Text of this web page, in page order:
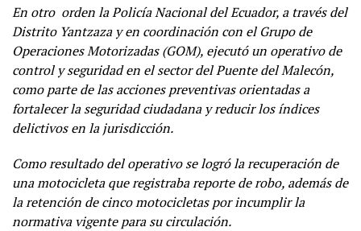
En otro orden la Policía Nacional del Ecuador, a través del
Distrito Yantzaza y en coordinación con el Grupo de
Operaciones Motorizadas (GOM), ejecutó un operativo de
control y seguridad en el sector del Puente del Malecón,
como parte de las acciones preventivas orientadas a
fortalecer la seguridad ciudadana y reducir los índices
delictivos en la jurisdicción.
Como resultado del operativo se logró la recuperación de
una motocicleta que registraba reporte de robo, además de
la retención de cinco motocicletas por incumplir la
normativa vigente para su circulación.